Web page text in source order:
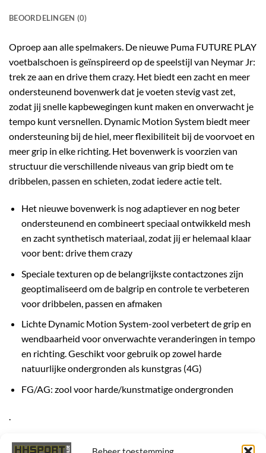
BEOORDELINGEN (0)
Oproep aan alle spelmakers. De nieuwe Puma FUTURE PLAY
voetbalschoen is geïnspireerd op de speelstijl van Neymar Jr:
trek ze aan en drive them crazy. Het biedt een zacht en meer
ondersteunend bovenwerk dat je voeten stevig vast zet,
zodat jij snelle kapbewegingen kunt maken en onverwacht je
tempo kunt versnellen. Dynamic Motion System biedt meer
ondersteuning bij de hiel, meer flexibiliteit bij de voorvoet en
meer grip in elke richting. Het bovenwerk is voorzien van
structuur die verschillende niveaus van grip biedt om te
dribbelen, passen en schieten, zodat iedere actie telt.
Het nieuwe bovenwerk is nog adaptiever en nog beter
ondersteunend en combineert speciaal ontwikkeld mesh
en zacht synthetisch materiaal, zodat jij er helemaal klaar
voor bent: drive them crazy
Speciale texturen op de belangrijkste contactzones zijn
geoptimaliseerd om de balgrip en controle te verbeteren
voor dribbelen, passen en afmaken
Lichte Dynamic Motion System-zool verbetert de grip en
wendbaarheid voor onverwachte veranderingen in tempo
en richting. Geschikt voor gebruik op zowel harde
natuurlijke ondergronden als kunstgras (4G)
FG/AG: zool voor harde/kunstmatige ondergronden